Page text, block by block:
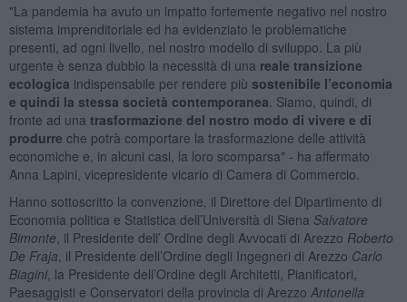
"La pandemia ha avuto un impatto fortemente negativo nel nostro
sistema imprenditoriale ed ha evidenziato le problematiche
presenti, ad ogni livello, nel nostro modello di sviluppo. La più
urgente è senza dubbio la necessità di una reale transizione
ecologica indispensabile per rendere più sostenibile l’economia
e quindi la stessa società contemporanea . Siamo, quindi, di
fronte ad una trasformazione del nostro modo di vivere e di
produrre che potrà comportare la trasformazione delle attività
economiche e, in alcuni casi, la loro scomparsa" - ha affermato
Anna Lapini, vicepresidente vicario di Camera di Commercio.
Hanno sottoscritto la convenzione il Direttore del Dipartimento di
Economia politica e Statistica dell’Università di Siena Salvatore
Bimonte , il Presidente dell’ Ordine degli Avvocati di Arezzo Roberto
De Fraja , il Presidente dell’Ordine degli Ingegneri di Arezzo Carlo
Biagini, la Presidente dell’Ordine degli Architetti, Pianificatori,
Paesaggisti e Conservatori della provincia di Arezzo Antonella